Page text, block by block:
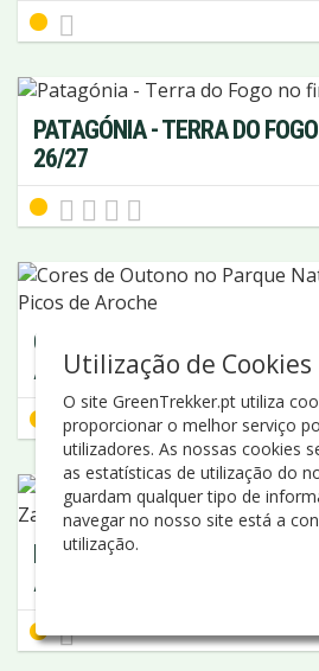
PATAGÓNIA - TERRA DO
26/27
CORES DE OUTONO NO
ARACENA E PICOS DE AROCHE
PELOS TRILHOS DA COSTA
ALMOGRAVE / ZAMBUJEIRA
Utilização de Cookies
O site GreenTrekker.pt utiliza
proporcionar o melhor serviço
utilizadores. As nossas cookies
as estatísticas de utilização do
guardam qualquer tipo de
navegar no nosso site está a
utilização.